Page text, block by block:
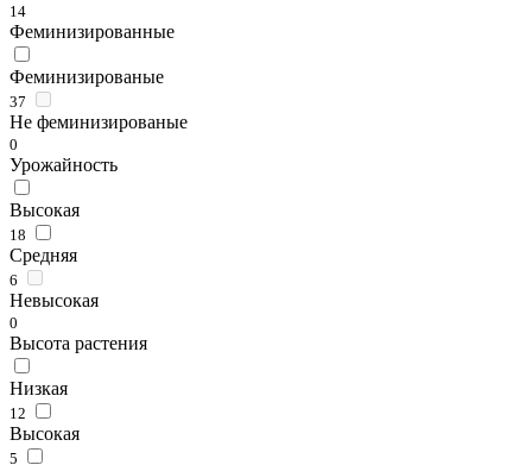
14
Феминизированные
Феминизированые
37
Не феминизированые
0
Урожайность
Высокая
18
Средняя
6
Невысокая
0
Высота растения
Низкая
12
Высокая
5